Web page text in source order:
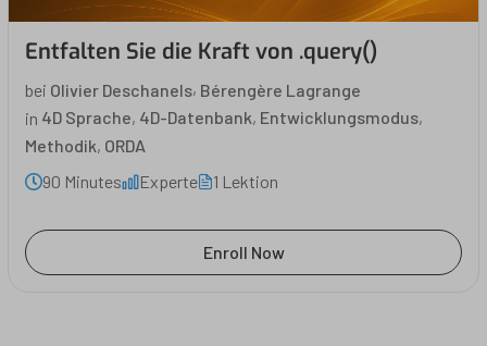
Entfalten Sie die Kraft von .query()
bei Olivier Deschanels, Bérengère Lagrange
in 4D Sprache, 4D-Datenbank, Entwicklungsmodus,
Methodik, ORDA
90 Minutes
Experte 1 Lektion
Enroll Now